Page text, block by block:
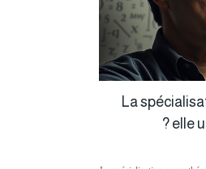
La
elle